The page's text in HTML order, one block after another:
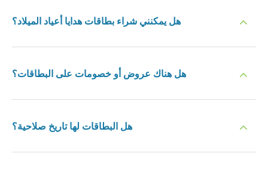
هل يمكنني شراء بطاقات هدايا أعياد الميلاد؟
هل هناك عروض أو خصومات على البطاقات؟
هل البطاقات لها تاريخ صلاحية؟